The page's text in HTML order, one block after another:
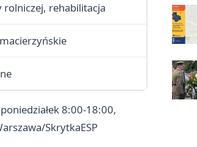
rehabilitacja
poniedziałek 8:00-18:00,
SkrytkaESP